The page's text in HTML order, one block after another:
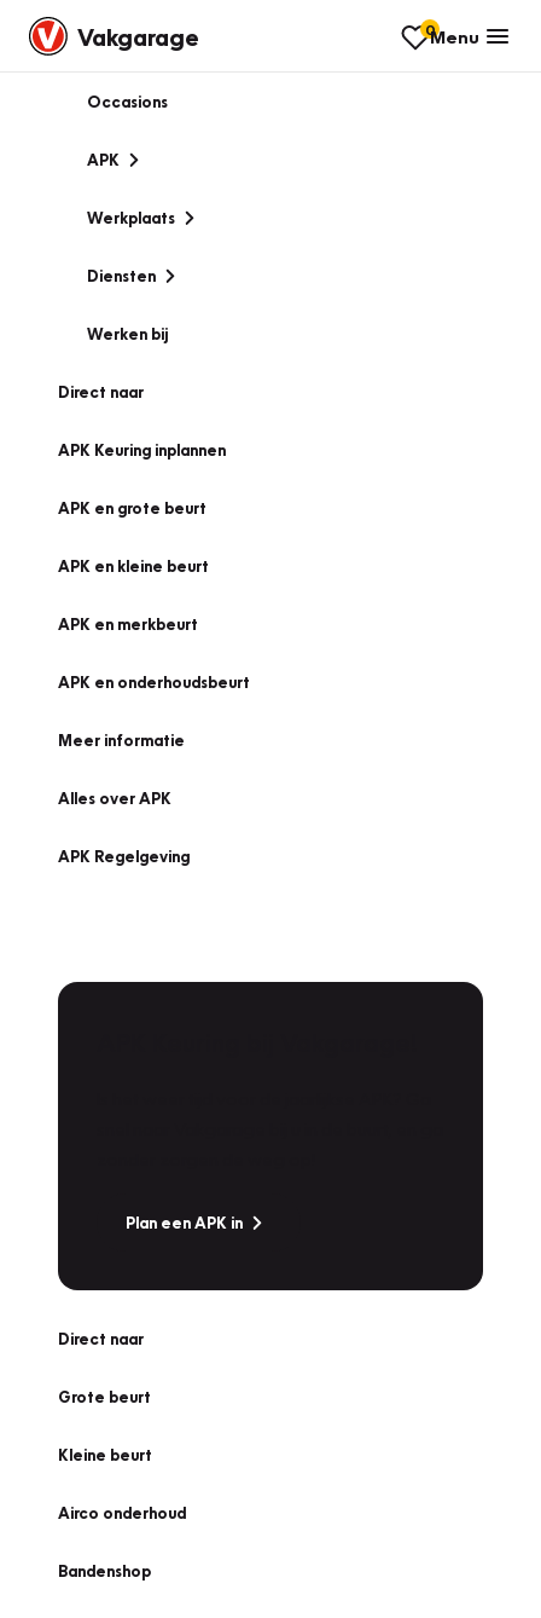
Vakgarage 0Menu
Occasions
APK
Werkplaats
Diensten
Werken bij
Direct naar
APK Keuring inplannen
APK en grote beurt
APK en kleine beurt
APK en merkbeurt
APK en onderhoudsbeurt
Meer informatie
Alles over APK
APK Regelgeving
Plan een APK in
Direct naar
Grote beurt
Kleine beurt
Airco onderhoud
Bandenshop